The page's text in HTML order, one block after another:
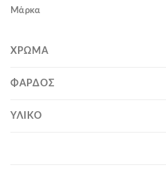
Μάρκα
ΧΡΏΜΑ
ΦΆΡΔΟΣ
ΥΛΙΚΌ